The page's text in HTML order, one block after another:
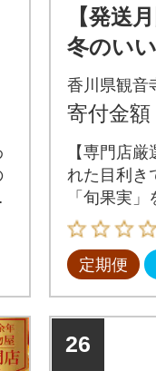
【発送
冬のい
期便
月)全3回
香川県観音
寄付金額
【専門店
れた目利き
「旬果実
す!
定期便
26